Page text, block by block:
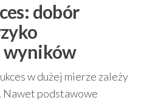
dobór
wyników
w dużej mierze zależy
Nawet podstawowe